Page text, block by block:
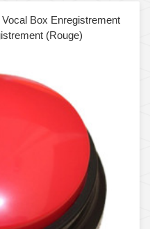
Box Enregistrement
(Rouge)